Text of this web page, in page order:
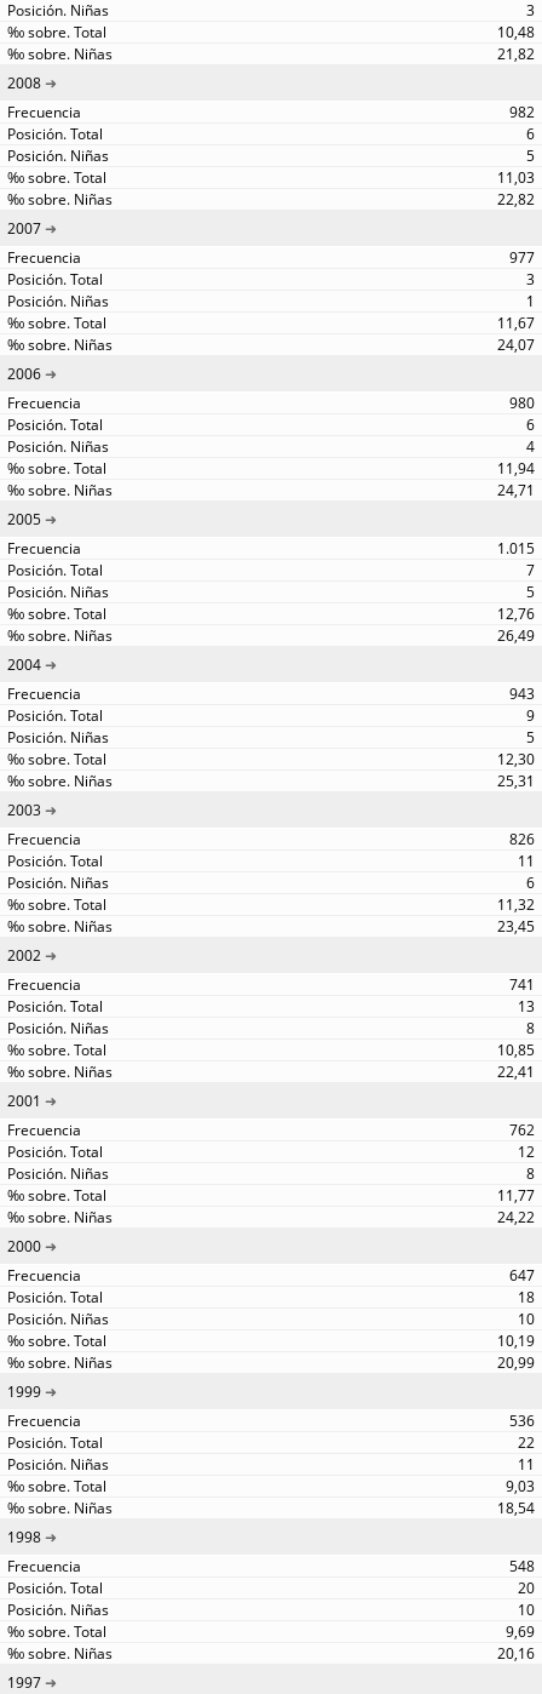
3
10,48
21,82
2008
982
6
5
11,03
22,82
2007
977
3
1
11,67
24,07
2006
980
6
4
11,94
24,71
2005
1.015
7
5
12,76
26,49
2004
943
9
5
12,30
25,31
2003
826
11
6
11,32
23,45
2002
741
13
8
10,85
22,41
2001
762
12
8
11,77
24,22
2000
647
18
10
10,19
20,99
1999
536
22
11
9,03
18,54
1998
548
20
10
9,69
20,16
1997